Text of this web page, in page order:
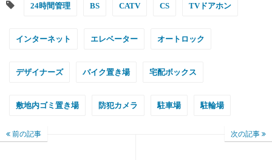
24時間管理 BS CATV CS TVドアホン
インターネット エレベーター オートロック
デザイナーズ バイク置き場 宅配ボックス
敷地内ゴミ置き場 防犯カメラ 駐車場 駐輪場
前の記事 次の記事